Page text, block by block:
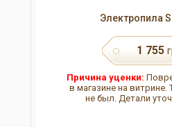
Электропила
1 755
Причина уценки:
в магазине на
не был. Детали